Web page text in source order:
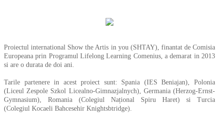
Proiectul international Show the Artis in you (SHTAY), finantat de Comisia
Europeana prin Programul Lifelong Learning Comenius, a demarat in 2013
si are o durata de doi ani.
Tarile partenere in acest proiect sunt: Spania (IES Beniajan), Polonia
(LiceulZespole Szkol Licealno-Gimnazjalnych), Germania (Herzog-Ernst-
Gymnasium), Romania (Colegiul Național Spiru Haret) si Turcia
(Colegiul Kocaeli Bahcesehir Knightsbtridge).